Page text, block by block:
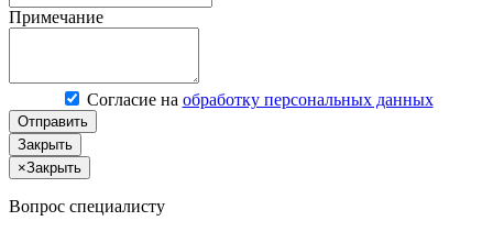
Примечание
Согласие на обработку персональных данных
Отправить
Закрыть
×Закрыть
Вопрос специалисту